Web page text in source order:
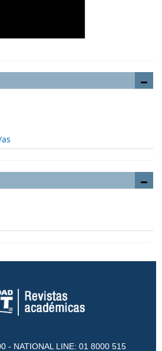
- NATIONAL LINE: 01 8000 515